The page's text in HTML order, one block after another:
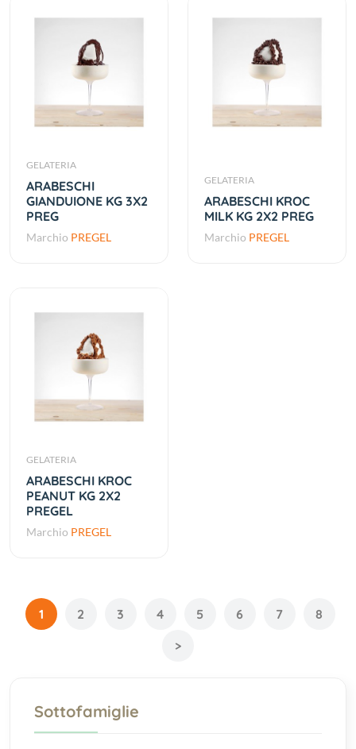
GELATERIA
ARABESCHI
GIANDUIONE KG 3X2
PREG
Marchio PREGEL
GELATERIA
ARABESCHI KROC
MILK KG 2X2 PREG
Marchio PREGEL
GELATERIA
ARABESCHI KROC
PEANUT KG 2X2
PREGEL
Marchio PREGEL
1 2 3 4 5 6 7
8
>
Sottofamiglie